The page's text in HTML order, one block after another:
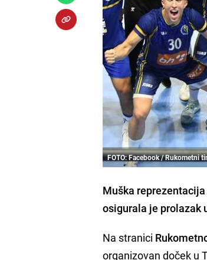
FOTO: Facebook / Rukometni
Muška
osigurala je prolazak
Na stranici
organizovan doček u